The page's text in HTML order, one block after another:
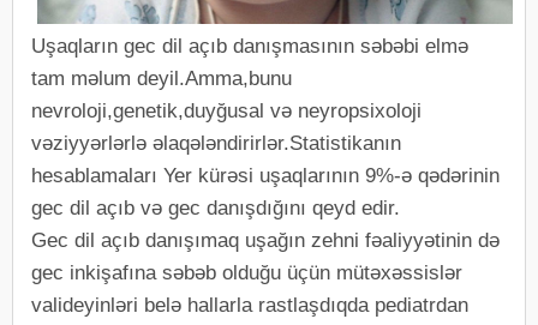
Uşaqların gec dil açıb danışmasının səbəbi elmə
tam məlum deyil.Amma,bunu
nevroloji,genetik,duyğusal və neyropsixoloji
vəziyyərlərlə əlaqələndirirlər.Statistikanın
hesablamaları Yer kürəsi uşaqlarının 9%-ə qədərinin
gec dil açıb və gec danışdığını qeyd edir.
Gec dil açıb danışımaq uşağın zehni fəaliyyətinin də
gec inkişafına səbəb olduğu üçün mütəxəssislər
valideyinləri belə hallarla rastlaşdıqda pediatrdan